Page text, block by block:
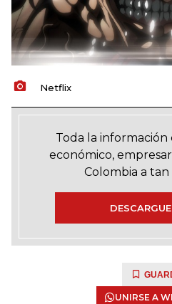
Netflix
Toda la
económico,
Colombia a
UNIRSE A